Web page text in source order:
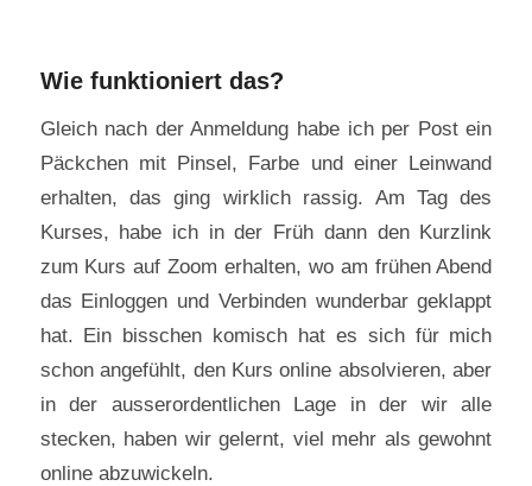
Wie funktioniert das?
Gleich nach der Anmeldung habe ich per Post ein
Päckchen mit Pinsel, Farbe und einer Leinwand
erhalten, das ging wirklich rassig. Am Tag des
Kurses, habe ich in der Früh dann den Kurzlink
zum Kurs auf Zoom erhalten, wo am frühen Abend
das Einloggen und Verbinden wunderbar geklappt
hat. Ein bisschen komisch hat es sich für mich
schon angefühlt, den Kurs online absolvieren, aber
in der ausserordentlichen Lage in der wir alle
stecken, haben wir gelernt, viel mehr als gewohnt
online abzuwickeln.